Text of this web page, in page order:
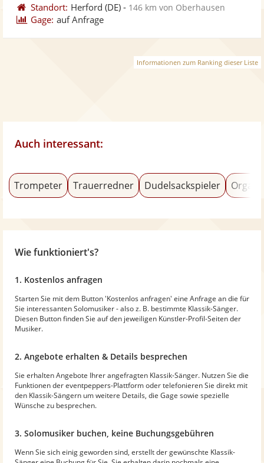
Standort: Herford (DE) - 146 km von Oberhausen
Gage: auf Anfrage
Informationen zum Ranking dieser Liste
Auch interessant:
Trompeter Trauerredner Dudelsackspieler
Wie funktioniert's?
1. Kostenlos anfragen
Starten Sie mit dem Button 'Kostenlos anfragen' eine Anfrage an die für
Sie interessanten Solomusiker - also z. B. bestimmte Klassik-Sänger.
Diesen Button finden Sie auf den jeweiligen Künstler-Profil-Seiten der
Musiker.
2. Angebote erhalten & Details besprechen
Sie erhalten Angebote Ihrer angefragten Klassik-Sänger. Nutzen Sie die
Funktionen der eventpeppers-Plattform oder telefonieren Sie direkt mit
den Klassik-Sängern um weitere Details, die Gage sowie spezielle
Wünsche zu besprechen.
3. Solomusiker buchen, keine Buchungsgebühren
Wenn Sie sich einig geworden sind, erstellt der gewünschte Klassik-